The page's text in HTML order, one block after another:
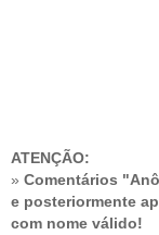
ATENÇÃO:
» Comentários
e posteriormente
com nome válido!